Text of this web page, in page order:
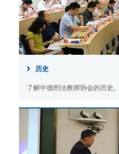
历史
了解中德刑法教师协会的历史。